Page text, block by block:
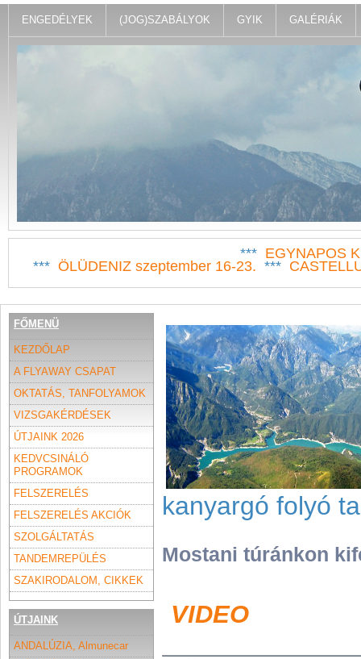
ENGEDÉLYEK (JOG)SZABÁLYOK GYIK GALÉRIÁK
*** EGYNAPOS
*** ÖLÜDENIZ szeptember 16-23. ***
FŐMENÜ
KEZDŐLAP
A FLYAWAY CSAPAT
OKTATÁS, TANFOLYAMOK
VIZSGAKÉRDÉSEK
ÚTJAINK 2026
KEDVCSINÁLÓ
PROGRAMOK
FELSZERELÉS
FELSZERELÉS AKCIÓK
SZOLGÁLTATÁS
TANDEMREPÜLÉS
SZAKIRODALOM, CIKKEK
ÚTJAINK
ANDALÚZIA, Almunecar
kanyargó folyó
Mostani túránkon
VIDEO